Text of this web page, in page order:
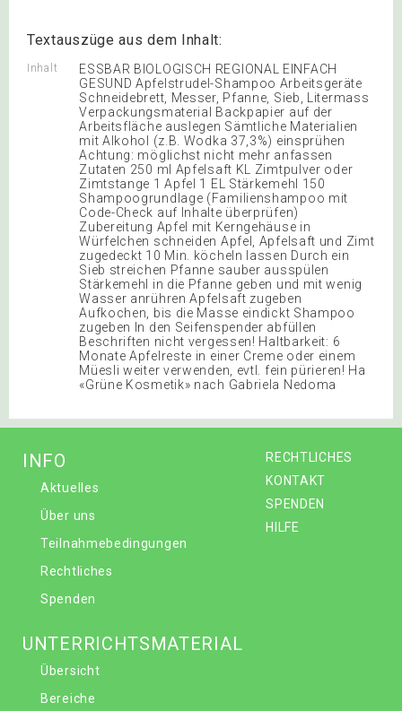
Textauszüge aus dem Inhalt:
Inhalt
ESSBAR BIOLOGISCH REGIONAL EINFACH
GESUND Apfelstrudel-Shampoo Arbeitsgeräte
Schneidebrett, Messer, Pfanne, Sieb, Litermass
Verpackungsmaterial Backpapier auf der
Arbeitsfläche auslegen Sämtliche Materialien
mit Alkohol (z.B. Wodka 37,3%) einsprühen
Achtung: möglichst nicht mehr anfassen
Zutaten 250 ml Apfelsaft KL Zimtpulver oder
Zimtstange 1 Apfel 1 EL Stärkemehl 150
Shampoogrundlage (Familienshampoo mit
Code-Check auf Inhalte überprüfen)
Zubereitung Apfel mit Kerngehäuse in
Würfelchen schneiden Apfel, Apfelsaft und Zimt
zugedeckt 10 Min. köcheln lassen Durch ein
Sieb streichen Pfanne sauber ausspülen
Stärkemehl in die Pfanne geben und mit wenig
Wasser anrühren Apfelsaft zugeben
Aufkochen, bis die Masse eindickt Shampoo
zugeben In den Seifenspender abfüllen
Beschriften nicht vergessen! Haltbarkeit: 6
Monate Apfelreste in einer Creme oder einem
Müesli weiter verwenden, evtl. fein pürieren! Ha
«Grüne Kosmetik» nach Gabriela Nedoma
RECHTLICHES
KONTAKT
SPENDEN
HILFE
INFO
Aktuelles
Über uns
Teilnahmebedingungen
Rechtliches
Spenden
UNTERRICHTSMATERIAL
Übersicht
Bereiche